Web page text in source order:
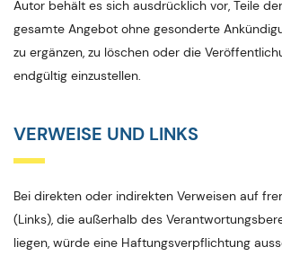
Autor behält es sich ausdrücklich vor, Teile
gesamte Angebot ohne gesonderte
zu ergänzen, zu löschen oder die
endgültig einzustellen.
VERWEISE UND LINKS
Bei direkten oder indirekten Verweisen auf
(Links), die außerhalb des
liegen, würde eine Haftungsverpflichtung